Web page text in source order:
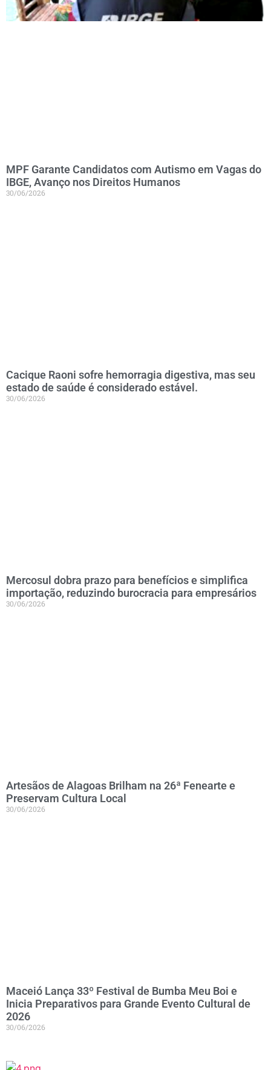
MPF Garante Candidatos com Autismo em Vagas do
IBGE, Avanço nos Direitos Humanos
30/06/2026
Cacique Raoni sofre hemorragia digestiva, mas seu
estado de saúde é considerado estável.
30/06/2026
Mercosul dobra prazo para benefícios e simplifica
importação, reduzindo burocracia para empresários
30/06/2026
Artesãos de Alagoas Brilham na 26ª Fenearte e
Preservam Cultura Local
30/06/2026
Maceió Lança 33º Festival de Bumba Meu Boi e
Inicia Preparativos para Grande Evento Cultural de
2026
30/06/2026